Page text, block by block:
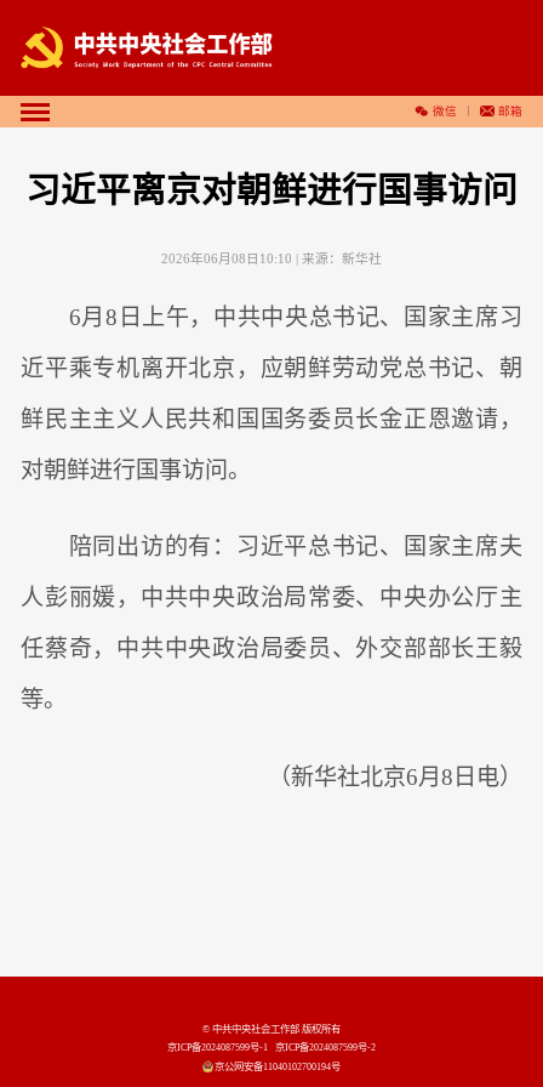
微信 邮箱
习近平离京对朝鲜进行国事访问
2026年06月08日10:10 | 来源： 新华社
6月8日上午，中共中央总书记、国家主席习
近平乘专机离开北京，应朝鲜劳动党总书记、朝
鲜民主主义人民共和国国务委员长金正恩邀请，
对朝鲜进行国事访问。
陪同出访的有：习近平总书记、国家主席夫
人彭丽媛，中共中央政治局常委、中央办公厅主
任蔡奇，中共中央政治局委员、外交部部长王毅
等。
（新华社北京6月8日电）
© 中共中央社会工作部 版权所有
京ICP备2024087599号-1
京ICP备2024087599号-2
京公网安备11040102700194号